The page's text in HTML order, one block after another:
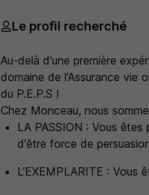
Le profil recherché
Au-delà d'une première
domaine de l'Assurance vie
du P.E.P.S !
Chez Monceau, nous
LA PASSION : Vous
d'être force de
L'EXEMPLARITE : Vous